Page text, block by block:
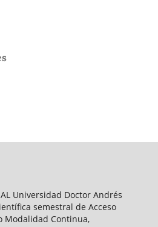
Universidad Doctor Andrés
semestral de Acceso
Modalidad Continua,